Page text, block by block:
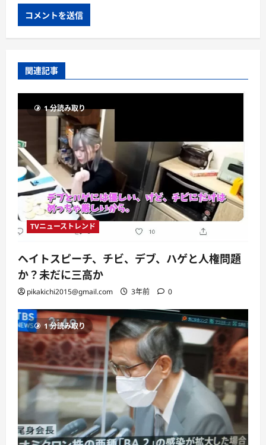
関連記事
1 分読み取り
TVニューストレンド
ヘイトスピーチ、チビ、デブ、ハゲと人権問題
か？未だに三高か
pikakichi2015@gmail.com 3年前 0
1 分読み取り